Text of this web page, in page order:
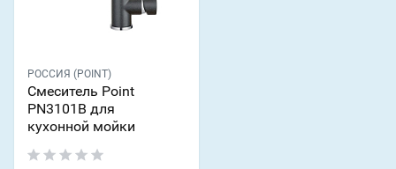
РОССИЯ (POINT)
Смеситель Point
PN3101B для
кухонной мойки